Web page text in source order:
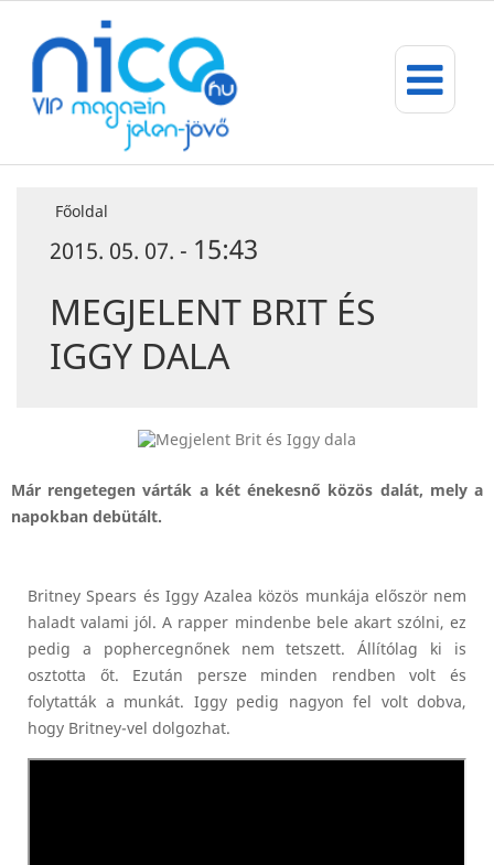
Főoldal
2015. 05. 07. - 15:43
MEGJELENT BRIT ÉS
IGGY DALA
Már rengetegen várták a két énekesnő közös dalát, mely a
napokban debütált.
Britney Spears és Iggy Azalea közös munkája először nem
haladt valami jól. A rapper mindenbe bele akart szólni, ez
pedig a pophercegnőnek nem tetszett. Állítólag ki is
osztotta őt. Ezután persze minden rendben volt és
folytatták a munkát. Iggy pedig nagyon fel volt dobva,
hogy Britney-vel dolgozhat.